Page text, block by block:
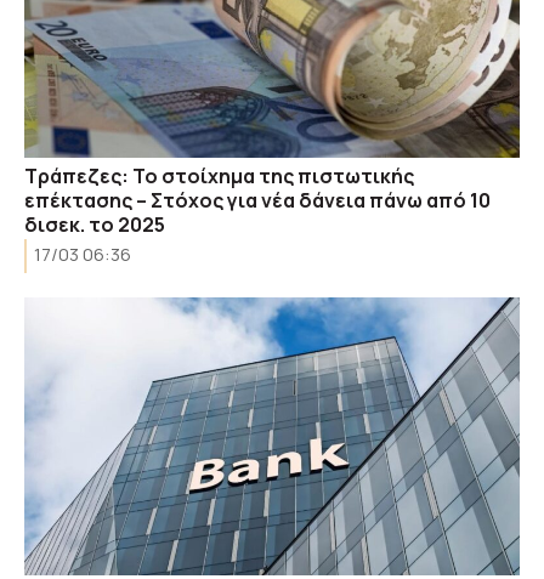
Τράπεζες: Το στοίχημα της πιστωτικής
επέκτασης – Στόχος για νέα δάνεια πάνω από 10
δισεκ. το 2025
17/03 06:36